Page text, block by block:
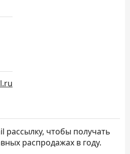
рассылку, чтобы получать
распродажах в году.